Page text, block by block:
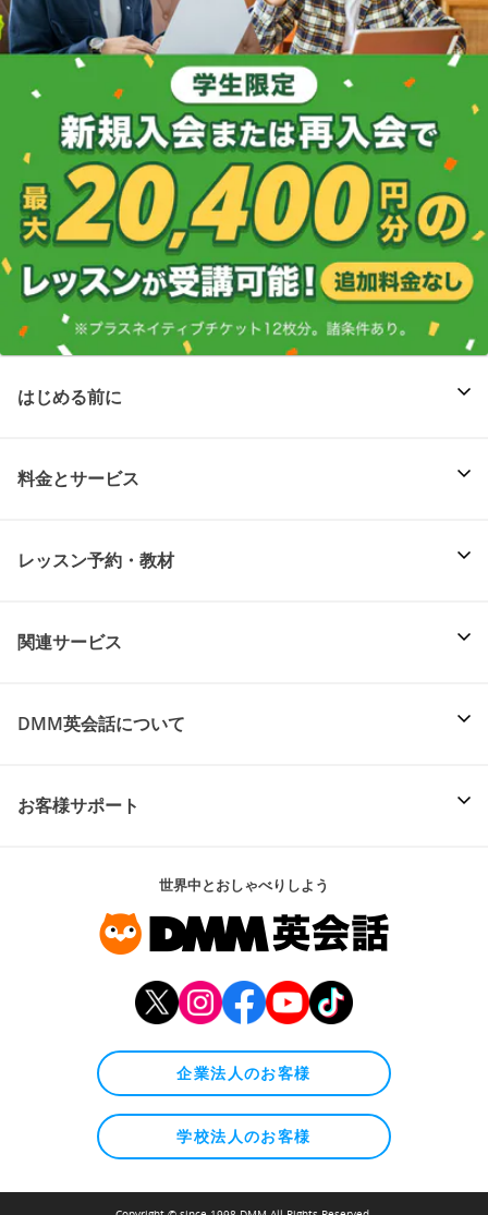
はじめる前に
料金とサービス
レッスン予約・教材
関連サービス
DMM英会話について
お客様サポート
世界中とおしゃべりしよう
企業法人のお客様
学校法人のお客様